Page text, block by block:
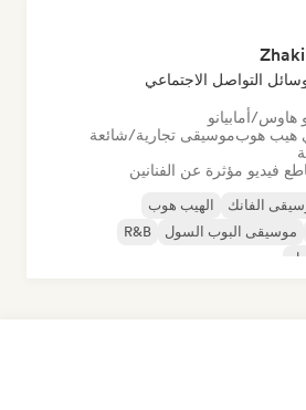
التواصل الاجتماعي
هاوس/أمابيانو
هيب هوبموسيقى تجارية/شائعة
فيديو مؤثرة عن الفنانين
الفانك
الهيب هوب
موسيقى البوب السول
R&B